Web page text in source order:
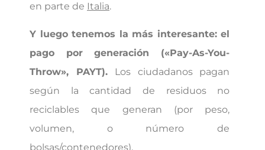
en parte de Italia.
Y luego tenemos la más interesante: el
pago por generación («Pay-As-You-
Throw», PAYT). Los ciudadanos pagan
según la cantidad de residuos no
reciclables que generan (por peso,
volumen, o número de
bolsas/contenedores).